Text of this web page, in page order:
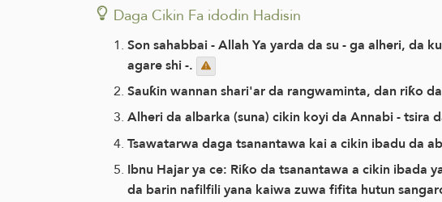
Daga Cikin Fa idodin Hadisin
Son sahabbai - Allah Ya yarda da su - ga alheri, da
agare shi -.
Sauƙin wannan shari'ar da rangwaminta, dan riƙo
Alheri da albarka (suna) cikin koyi da Annabi - tsira
Tsawatarwa daga tsanantawa kai a cikin ibadu da
Ibnu Hajar ya ce: Riƙo da tsanantawa a cikin ibada
da barin nafilfili yana kaiwa zuwa fifita hutun